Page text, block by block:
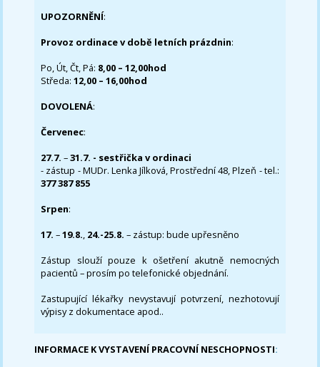
UPOZORNĚNÍ:
Provoz ordinace v době letních prázdnin:
Po, Út, Čt, Pá: 8,00 – 12,00hod
Středa:12,00 – 16,00hod
DOVOLENÁ:
Červenec:
27.7.–31.7. - sestřička v ordinaci
- zástup - MUDr. Lenka Jílková, Prostřední 48, Plzeň - tel.:
377 387 855
Srpen:
17. –19.8., 24.-25.8. – zástup: bude upřesněno
Zástup slouží pouze k ošetření akutně nemocných
pacientů – prosím po telefonické objednání.
Zastupující lékařky nevystavují potvrzení, nezhotovují
výpisy z dokumentace apod..
INFORMACE K VYSTAVENÍ PRACOVNÍ NESCHOPNOSTI: